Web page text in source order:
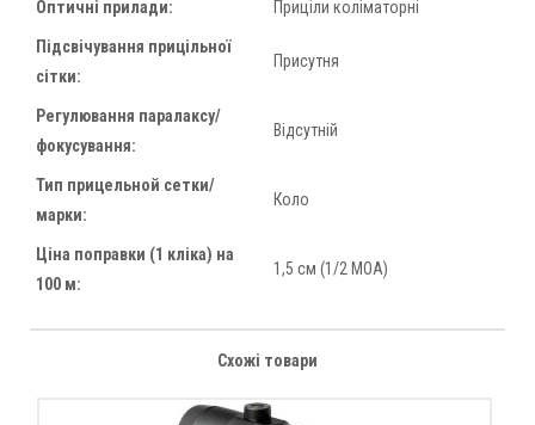
Оптичні прилади: Приціли коліматорні
Підсвічування прицільної
сітки:
Присутня
Регулювання паралаксу/
фокусування:
Відсутній
Тип прицельной сетки/
марки:
Коло
Ціна поправки (1 кліка) на
100 м:
1,5 см (1/2 МОА)
Схожі товари